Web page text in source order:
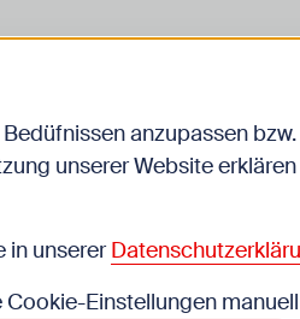
anzupassen
unserer Website
in unserer
Einstellungen